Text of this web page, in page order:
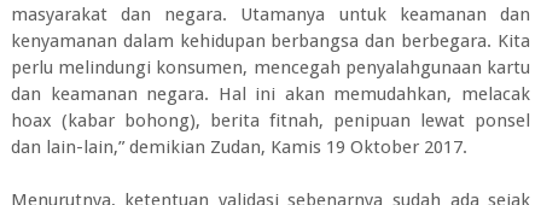
masyarakat dan negara. Utamanya untuk keamanan dan
kenyamanan dalam kehidupan berbangsa dan berbegara. Kita
perlu melindungi konsumen, mencegah penyalahgunaan kartu
dan keamanan negara. Hal ini akan memudahkan, melacak
hoax (kabar bohong), berita fitnah, penipuan lewat ponsel
dan lain-lain,” demikian Zudan, Kamis 19 Oktober 2017.
Menurutnya, ketentuan validasi sebenarnya sudah ada sejak